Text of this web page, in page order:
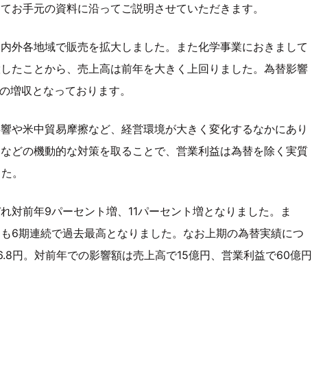
お手元の資料に沿ってご説明させていただきます。
外各地域で販売を拡大しました。また化学事業におきまして
たことから、売上高は前年を大きく上回りました。為替影響
増収となっております。
や米中貿易摩擦など、経営環境が大きく変化するなかにあり
どの機動的な対策を取ることで、営業利益は為替を除く実質
。
対前年9パーセント増、11パーセント増となりました。ま
6期連続で過去最高となりました。なお上期の為替実績につ
円。対前年での影響額は売上高で15億円、営業利益で60億円